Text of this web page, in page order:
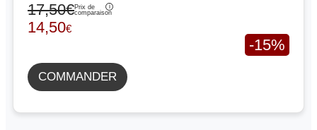
17,50€Prix de
comparaison
14,50€
-15%
COMMANDER